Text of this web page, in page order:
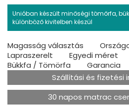
Unióban készült minőségi tömőrfa,
különböző kivitelben készül
Magasság választás
Lapraszerelt
Egyedi méret
Bükkfa / Tömörfa
Garancia
Szállítási és fizetési
30 napos matrac